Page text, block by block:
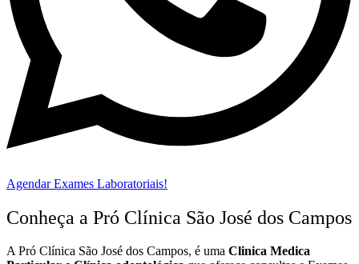
Agendar Exames Laboratoriais!
Conheça a Pró Clínica São José dos Campos
A Pró Clínica São José dos Campos, é uma Clinica Medica